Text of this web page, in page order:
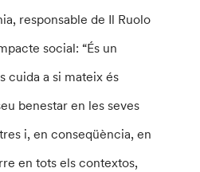
responsable de Il Ruolo
social: “És un
cuida a si mateix és
benestar en les seves
i, en conseqüència, en
en tots els contextos,